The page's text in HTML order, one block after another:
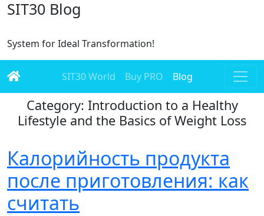
SIT30 Blog
System for Ideal Transformation!
SIT30 World Buy PRO Blog
Category: Introduction to a Healthy
Lifestyle and the Basics of Weight Loss
Калорийность продукта
после приготовления: как
считать